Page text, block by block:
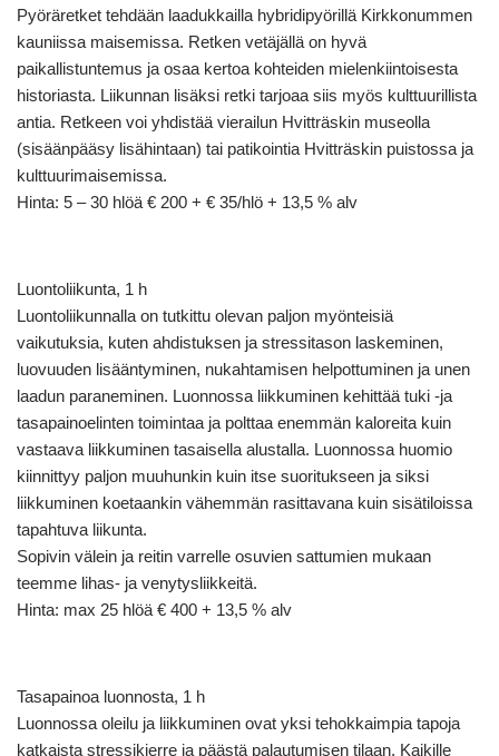
Pyöräretket tehdään laadukkailla hybridipyörillä Kirkkonummen
kauniissa maisemissa. Retken vetäjällä on hyvä
paikallistuntemus ja osaa kertoa kohteiden mielenkiintoisesta
historiasta. Liikunnan lisäksi retki tarjoaa siis myös kulttuurillista
antia. Retkeen voi yhdistää vierailun Hvitträskin museolla
(sisäänpääsy lisähintaan) tai patikointia Hvitträskin puistossa ja
kulttuurimaisemissa.
Hinta: 5 – 30 hlöä € 200 + € 35/hlö + 13,5 % alv
Luontoliikunta, 1 h
Luontoliikunnalla on tutkittu olevan paljon myönteisiä
vaikutuksia, kuten ahdistuksen ja stressitason laskeminen,
luovuuden lisääntyminen, nukahtamisen helpottuminen ja unen
laadun paraneminen. Luonnossa liikkuminen kehittää tuki -ja
tasapainoelinten toimintaa ja polttaa enemmän kaloreita kuin
vastaava liikkuminen tasaisella alustalla. Luonnossa huomio
kiinnittyy paljon muuhunkin kuin itse suoritukseen ja siksi
liikkuminen koetaankin vähemmän rasittavana kuin sisätiloissa
tapahtuva liikunta.
Sopivin välein ja reitin varrelle osuvien sattumien mukaan
teemme lihas- ja venytysliikkeitä.
Hinta: max 25 hlöä € 400 + 13,5 % alv
Tasapainoa luonnosta, 1 h
Luonnossa oleilu ja liikkuminen ovat yksi tehokkaimpia tapoja
katkaista stressikierre ja päästä palautumisen tilaan. Kaikille